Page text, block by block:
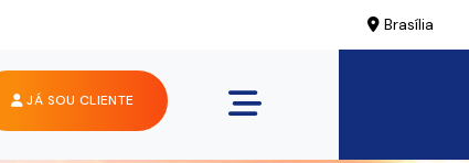
Brasília
JÁ SOU CLIENTE